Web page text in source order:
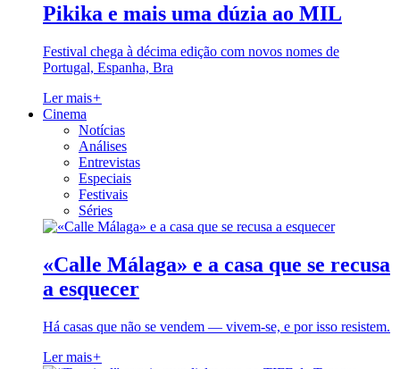
Pikika e mais uma dúzia ao MIL
Festival chega à décima edição com novos nomes de
Portugal, Espanha, Bra
Ler mais+
Cinema
Notícias
Análises
Entrevistas
Especiais
Festivais
Séries
«Calle Málaga» e a casa que se recusa
a esquecer
Há casas que não se vendem — vivem-se, e por isso resistem.
Ler mais+